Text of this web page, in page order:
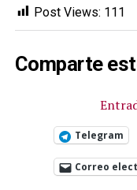
Post Views: 111
Comparte
Telegram
Correo